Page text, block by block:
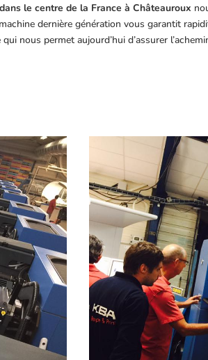
le centre de la France à Châteauroux
dernière génération vous garantit
nous permet aujourd’hui d’assurer